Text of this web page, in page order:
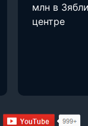
млн в
центре